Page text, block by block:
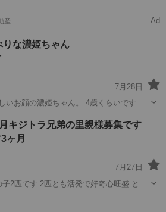
産 Ad
りな濃姫ちゃん
7月28日
いお顔の濃姫ちゃん。 4歳くらいです。
喜んで走ってきます！ 手から直接おやつ
多頭飼育崩壊
キジトラ兄弟の里親様募集です
ヶ月
7月27日
2匹です 2匹とも活発で好奇心旺盛 とっ